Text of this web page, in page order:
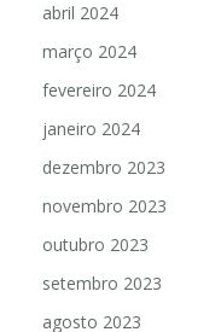
abril 2024
março 2024
fevereiro 2024
janeiro 2024
dezembro 2023
novembro 2023
outubro 2023
setembro 2023
agosto 2023